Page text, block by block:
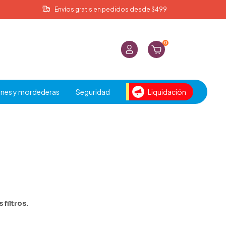
Envíos gratis en pedidos desde $499
0
y mordederas Seguridad Liquidación
filtros.